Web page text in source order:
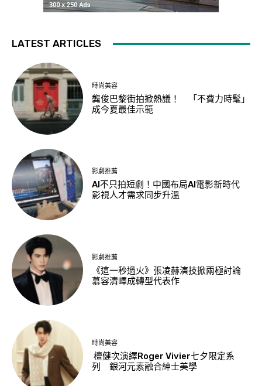
LATEST ARTICLES
時尚美容
龔俊巴黎街拍掀熱議！ 「不費力時髦」
成今夏最佳示範
影劇推薦
AI不只拍短劇！中國布局AI電影新時代
影視人才需求同步升溫
影劇推薦
《這一秒過火》張凌赫演技掀兩極討論
慕容清嶧成轉型代表作
時尚美容
檀健次演繹Roger Vivier七夕限定系
列 銀河元素融合紳士美學